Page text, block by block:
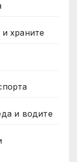
храните
и водите